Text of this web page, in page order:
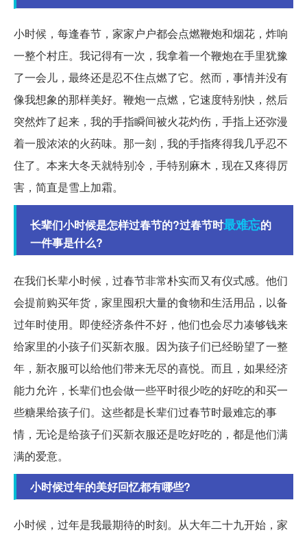
小时候，每逢春节，家家户户都会点燃鞭炮和烟花，炸响
一整个村庄。我记得有一次，我拿着一个鞭炮在手里犹豫
了一会儿，最终还是忍不住点燃了它。然而，事情并没有
像我想象的那样美好。鞭炮一点燃，它速度特别快，然后
突然炸了起来，我的手指瞬间被火花灼伤，手指上还弥漫
着一股浓浓的火药味。那一刻，我的手指疼得我几乎忍不
住了。本来大冬天就特别冷，手特别麻木，现在又疼得厉
害，简直是雪上加霜。
长辈们小时候是怎样过春节的?过春节时最难忘的
一件事是什么?
在我们长辈小时候，过春节非常朴实而又有仪式感。他们
会提前购买年货，家里囤积大量的食物和生活用品，以备
过年时使用。即使经济条件不好，他们也会尽力凑够钱来
给家里的小孩子们买新衣服。因为孩子们已经盼望了一整
年，新衣服可以给他们带来无尽的喜悦。而且，如果经济
能力允许，长辈们也会做一些平时很少吃的好吃的和买一
些糖果给孩子们。这些都是长辈们过春节时最难忘的事
情，无论是给孩子们买新衣服还是吃好吃的，都是他们满
满的爱意。
小时候过年的美好回忆都有哪些?
小时候，过年是我最期待的时刻。从大年二十九开始，家